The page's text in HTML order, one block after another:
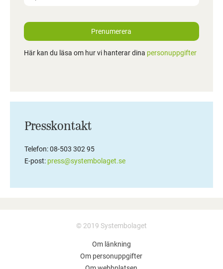
Prenumerera
Här kan du läsa om hur vi hanterar dina personuppgifter
Presskontakt
Telefon: 08-503 302 95
E-post: press@systembolaget.se
© 2019 Systembolaget
Om länkning
Om personuppgifter